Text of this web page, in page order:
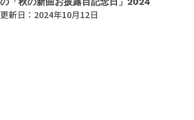
更新日： 2024年10月12日